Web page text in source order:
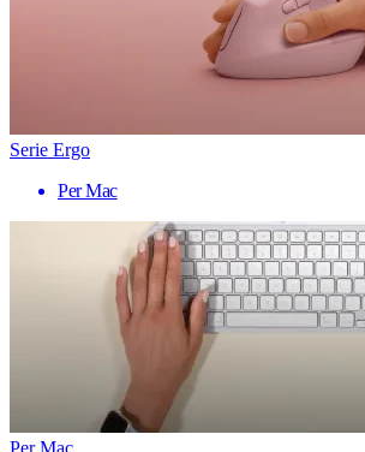
Serie Ergo
Per Mac
Per Mac